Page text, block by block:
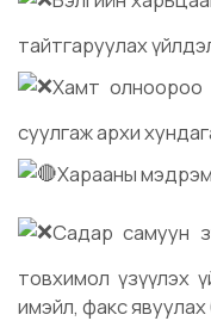
тайтгаруулах
Хамт олноороо
суулгаж архи
Харааны
Садар самуун
товхимол үзүүлэх
имэйл, факс